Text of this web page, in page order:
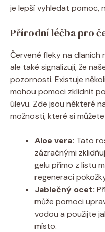
je lepší vyhledat pomoc,
Přírodní léčba pro
Červené fleky na dlaních
ale také signalizují, že
pozornosti. Existuje
mohou pomoci zklidnit
úlevu. Zde jsou některé
možnosti, které si
Aloe vera: Tato
zázračnými
gelu přímo z listu
regeneraci
Jablečný ocet:
může pomoci
vodou a použijte
místo.